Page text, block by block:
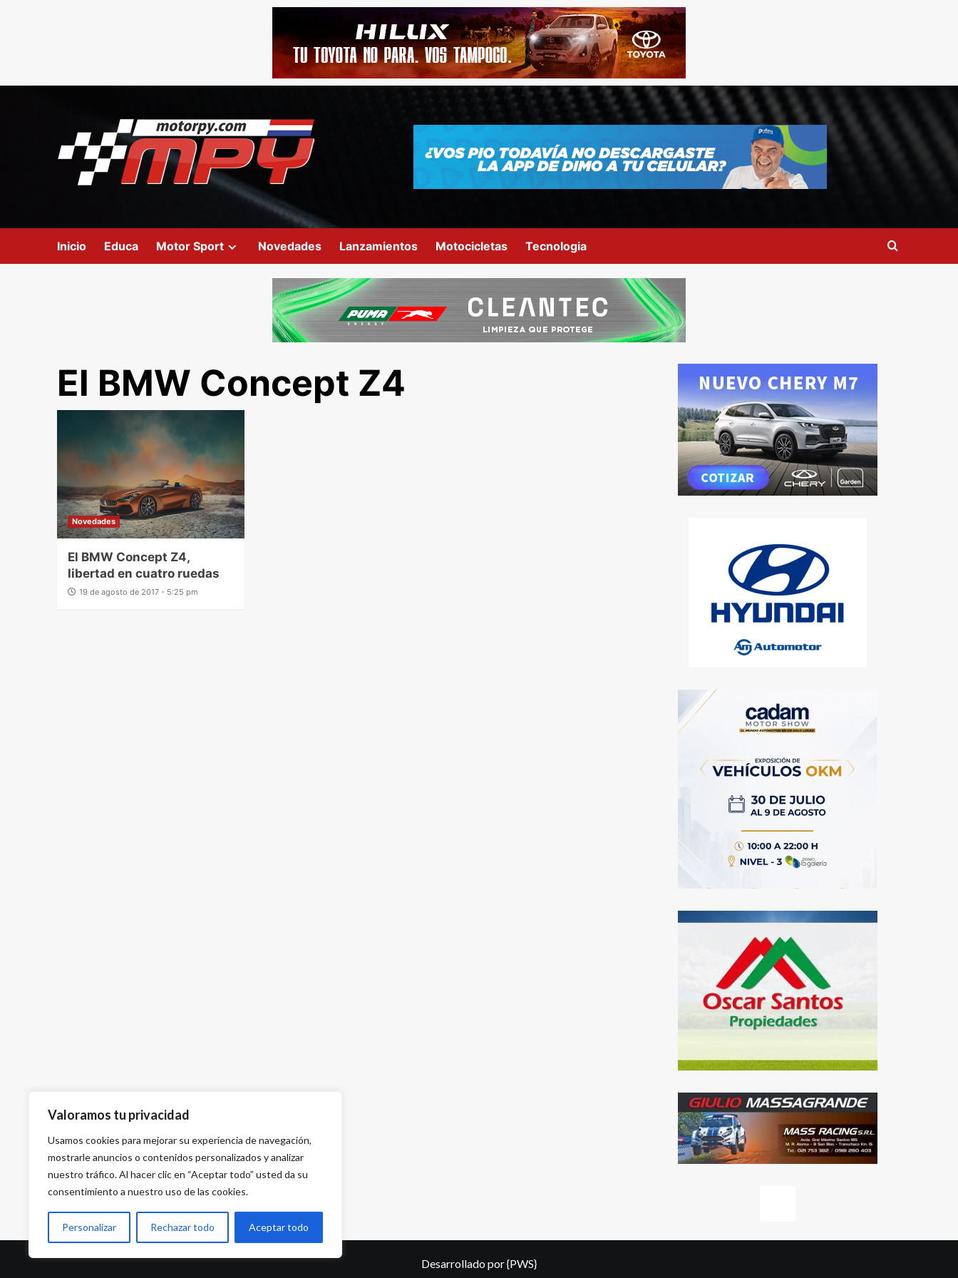
Valoramos tu privacidad
Usamos cookies para mejorar su experiencia de navegación,
mostrarle anuncios o contenidos personalizados y analizar
nuestro tráfico. Al hacer clic en “Aceptar todo” usted da su
consentimiento a nuestro uso de las cookies.
Personalizar Rechazar todo Aceptar todo
Inicio Educa Motor Sport Novedades Lanzamientos Motocicletas Tecnologia
El BMW Concept Z4
Novedades
El BMW Concept Z4,
libertad en cuatro ruedas
19 de agosto de 2017 - 5:25 pm
Desarrollado por{PWS}